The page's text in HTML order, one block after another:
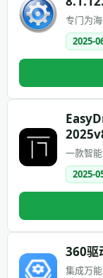
专门为
2025-
一款智
2025-
360驱
集成万